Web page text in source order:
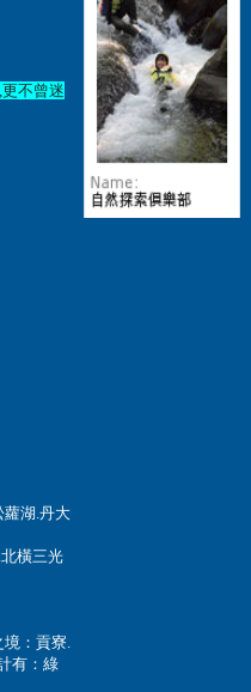
,更不曾迷
蘿湖.丹大
.北橫三光
境：貢寮.
有：綠